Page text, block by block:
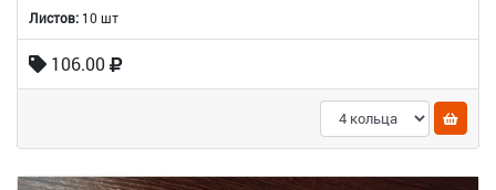
Листов: 10 шт
106.00